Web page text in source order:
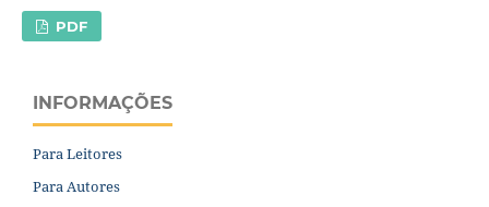
PDF
INFORMAÇÕES
Para Leitores
Para Autores